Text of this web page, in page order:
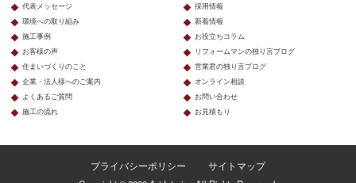
代表メッセージ
環境への取り組み
施工事例
お客様の声
住まいづくりのこと
企業・法人様へのご案内
よくあるご質問
施工の流れ
採用情報
新着情報
お役立ちコラム
リフォームマンの独り言ブログ
営業君の独り言ブログ
オンライン相談
お問い合わせ
お見積もり
プライバシーポリシー
サイトマップ